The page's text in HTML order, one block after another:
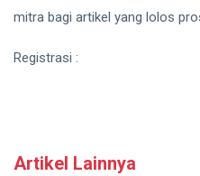
mitra bagi artikel yang lolos
Registrasi :
Artikel Lainnya